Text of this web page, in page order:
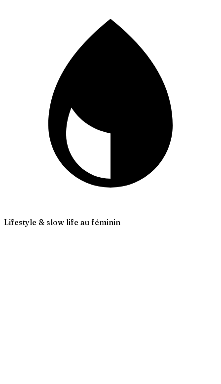
Lifestyle & slow life au féminin